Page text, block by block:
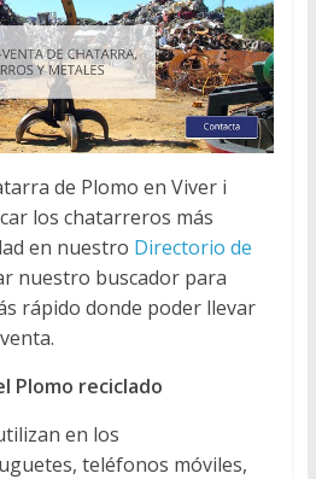
de Plomo en Viver i
los chatarreros más
en nuestro Directorio de
nuestro buscador para
rápido donde poder llevar
Plomo reciclado
en los
teléfonos móviles,